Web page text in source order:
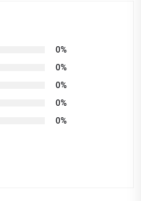
0%
0%
0%
0%
0%